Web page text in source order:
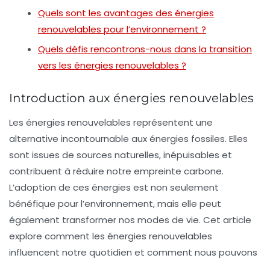
Quels sont les avantages des énergies
renouvelables pour l’environnement ?
Quels défis rencontrons-nous dans la transition
vers les énergies renouvelables ?
Introduction aux énergies renouvelables
Les énergies renouvelables représentent une
alternative incontournable aux énergies fossiles. Elles
sont issues de sources naturelles, inépuisables et
contribuent à réduire notre empreinte carbone.
L’adoption de ces énergies est non seulement
bénéfique pour l’environnement, mais elle peut
également transformer nos modes de vie. Cet article
explore comment les énergies renouvelables
influencent notre quotidien et comment nous pouvons